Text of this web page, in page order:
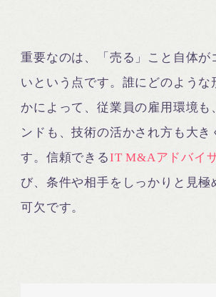
重要なのは、「売る」こと自体が
いという点です。誰にどのような
かによって、従業員の雇用環境も
ンドも、技術の活かされ方も大き
す。信頼できるIT M&Aアドバイ
び、条件や相手をしっかりと見極
可欠です。